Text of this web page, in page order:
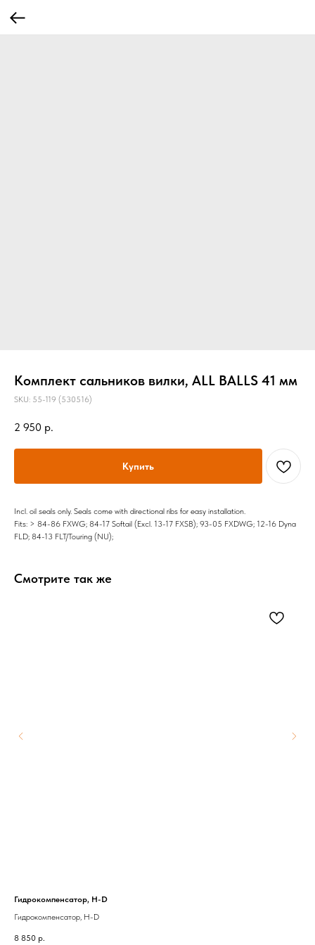
Комплект сальников вилки, ALL BALLS 41 мм
SKU: 55-119 (530516)
2 950 р.
Купить
Incl. oil seals only. Seals come with directional ribs for easy installation.
Fits: > 84-86 FXWG; 84-17 Softail (Excl. 13-17 FXSB); 93-05 FXDWG; 12-16 Dyna
FLD; 84-13 FLT/Touring (NU);
Смотрите так же
Гидрокомпенсатор, H-D
Гидрокомпенсатор, H-D
8 850 р.